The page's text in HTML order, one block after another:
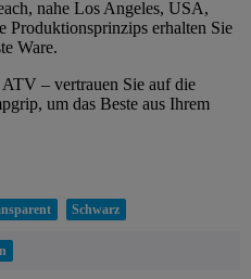
nahe Los Angeles, USA,
Produktionsprinzips erhalten Sie
Ware.
– vertrauen Sie auf die
um das Beste aus Ihrem
Schwarz